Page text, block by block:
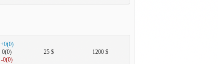
1200 $
25 $
+0(0)
0(0)
-0(0)